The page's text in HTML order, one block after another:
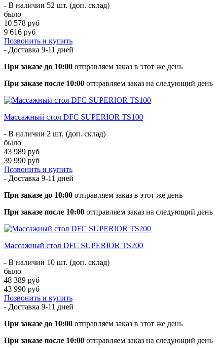
- В наличии 52 шт. (доп. склад)
было
10 578 руб
9 616 руб
Позвонить и купить
- Доставка 9-11 дней
При заказе до 10:00 отправляем заказ в этот же день
При заказе после 10:00 отправляем заказ на следующий день
Массажный стол DFC SUPERIOR TS100
- В наличии 2 шт. (доп. склад)
было
43 989 руб
39 990 руб
Позвонить и купить
- Доставка 9-11 дней
При заказе до 10:00 отправляем заказ в этот же день
При заказе после 10:00 отправляем заказ на следующий день
Массажный стол DFC SUPERIOR TS200
- В наличии 10 шт. (доп. склад)
было
48 389 руб
43 990 руб
Позвонить и купить
- Доставка 9-11 дней
При заказе до 10:00 отправляем заказ в этот же день
При заказе после 10:00 отправляем заказ на следующий день